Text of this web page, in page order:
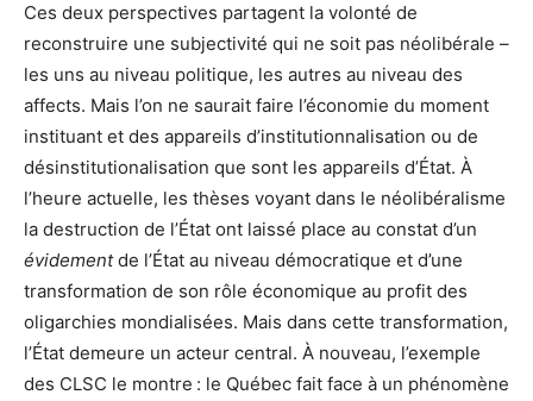
Ces deux perspectives partagent la volonté de
reconstruire une subjectivité qui ne soit pas néolibérale –
les uns au niveau politique, les autres au niveau des
affects. Mais l’on ne saurait faire l’économie du moment
instituant et des appareils d’institutionnalisation ou de
désinstitutionalisation que sont les appareils d’État. À
l’heure actuelle, les thèses voyant dans le néolibéralisme
la destruction de l’État ont laissé place au constat d’un
évidementde l’État au niveau démocratique et d’une
transformation de son rôle économique au profit des
oligarchies mondialisées. Mais dans cette transformation,
l’État demeure un acteur central. À nouveau, l’exemple
des CLSC le montre : le Québec fait face à un phénomène